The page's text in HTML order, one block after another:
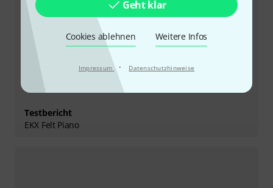
Geht klar
Cookies ablehnen Weitere Infos
Impressum · Datenschutzhinweise
Testbericht
EKX Felt Piano